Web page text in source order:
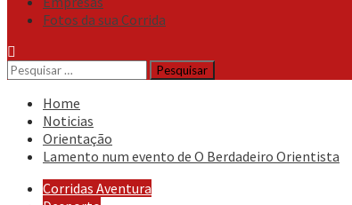
Fotos da sua Corrida
Pesquisar
por:
Home
Noticias
Orientação
Lamento num evento de O Berdadeiro Orientista
Corridas Aventura